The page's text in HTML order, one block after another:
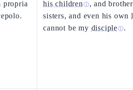
propria
his children ⓘ, and
sisters, and even his own
cannot be my discipleⓘ.